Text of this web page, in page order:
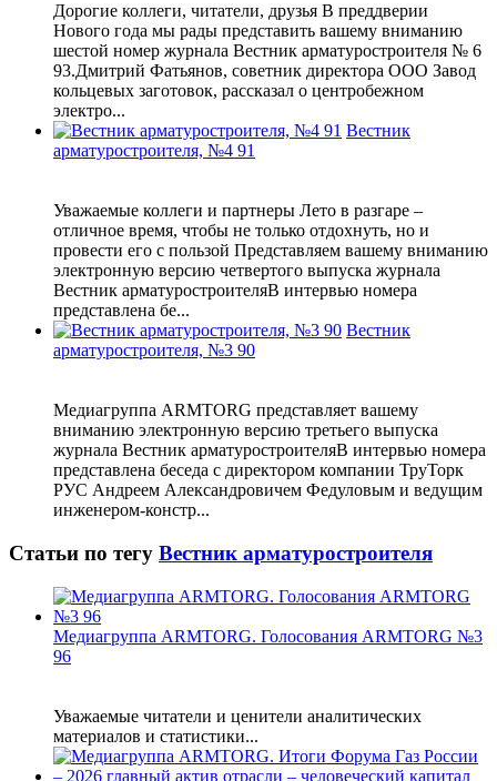
Дорогие коллеги, читатели, друзья В преддверии
Нового года мы рады представить вашему вниманию
шестой номер журнала Вестник арматуростроителя № 6
93.Дмитрий Фатьянов, советник директора ООО Завод
кольцевых заготовок, рассказал о центробежном
электро...
Вестник
арматуростроителя, №4 91
Уважаемые коллеги и партнеры Лето в разгаре –
отличное время, чтобы не только отдохнуть, но и
провести его с пользой Представляем вашему вниманию
электронную версию четвертого выпуска журнала
Вестник арматуростроителяВ интервью номера
представлена бе...
Вестник
арматуростроителя, №3 90
Медиагруппа ARMTORG представляет вашему
вниманию электронную версию третьего выпуска
журнала Вестник арматуростроителяВ интервью номера
представлена беседа с директором компании ТруТорк
РУС Андреем Александровичем Федуловым и ведущим
инженером-констр...
Статьи по тегу Вестник арматуростроителя
Медиагруппа ARMTORG. Голосования ARMTORG №3
96
Уважаемые читатели и ценители аналитических
материалов и статистики...